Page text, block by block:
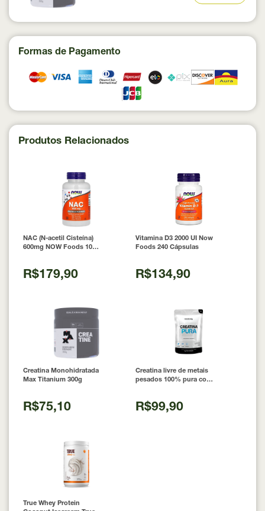
Formas de Pagamento
Produtos Relacionados
NAC (N-acetil Cisteína)
600mg NOW Foods 100
R$179,90
Vitamina D3 2000 UI Now
Foods 240 Cápsulas
R$134,90
Creatina Monohidratada
Max Titanium 300g
R$75,10
Creatina livre de metais
pesados 100% pura com
R$99,90
True Whey Protein